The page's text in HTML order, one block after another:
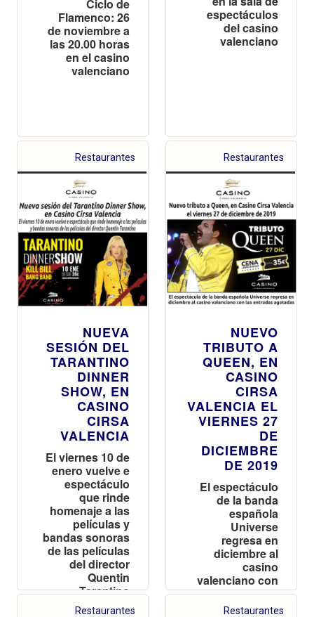
Ciclo de
Flamenco: 26
de noviembre a
las 20.00 horas
en el casino
valenciano
espectáculos
del casino
valenciano
Restaurantes
NUEVA
SESIÓN DEL
TARANTINO
DINNER
SHOW, EN
CASINO
CIRSA
VALENCIA
El viernes 10 de
enero vuelve e
espectáculo
que rinde
homenaje a las
películas y
bandas sonoras
de las películas
del director
Quentin
Tarantino
Restaurantes
NUEVO
TRIBUTO A
QUEEN, EN
CASINO
CIRSA
VALENCIA EL
VIERNES 27
DE
DICIEMBRE
DE 2019
El espectáculo
de la banda
española
Universe
regresa en
diciembre al
casino
valenciano con
las entradas
agotadas
Restaurantes Restaurantes